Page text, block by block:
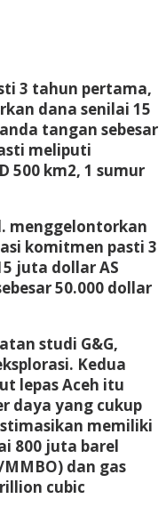
3 tahun pertama,
dana senilai 15
tangan sebesar
meliputi
500 km2, 1 sumur
menggelontorkan
komitmen pasti 3
juta dollar AS
50.000 dollar
studi G&G,
Kedua
lepas Aceh itu
daya yang cukup
memiliki
800 juta barel
dan gas
cubic